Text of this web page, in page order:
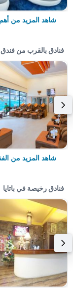
شاهد المزيد من أهم
فنادق بالقرب من فندق
شاهد المزيد من
فنادق رخيصة في باتايا